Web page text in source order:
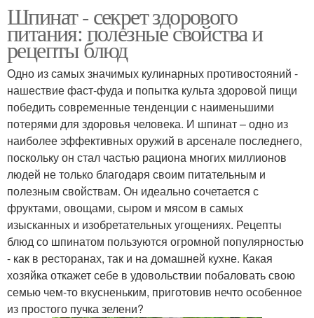
Шпинат - секрет здорового
питания: полезные свойства и
рецепты блюд
Одно из самых значимых кулинарных противостояний -
нашествие фаст-фуда и попытка культа здоровой пищи
победить современные тенденции с наименьшими
потерями для здоровья человека. И шпинат – одно из
наиболее эффективных оружий в арсенале последнего,
поскольку он стал частью рациона многих миллионов
людей не только благодаря своим питательным и
полезным свойствам. Он идеально сочетается с
фруктами, овощами, сыром и мясом в самых
изысканных и изобретательных угощениях. Рецепты
блюд со шпинатом пользуются огромной популярностью
- как в ресторанах, так и на домашней кухне. Какая
хозяйка откажет себе в удовольствии побаловать свою
семью чем-то вкусненьким, приготовив нечто особенное
из простого пучка зелени?